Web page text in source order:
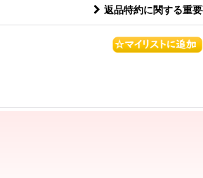
返品特約に関する重